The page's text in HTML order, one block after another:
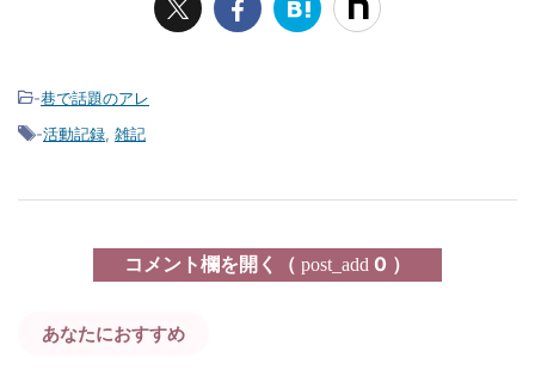
-巷で話題のアレ
-活動記録, 雑記
コメント欄を開く（ post_add 0 ）
あなたにおすすめ